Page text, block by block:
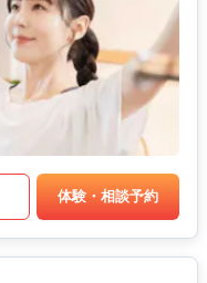
体験・相談予約